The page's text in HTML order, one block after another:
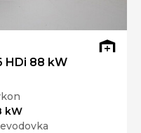
HDi 88 kW
kW